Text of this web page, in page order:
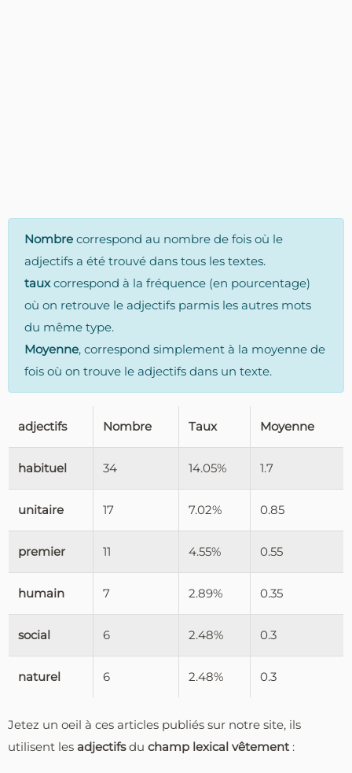
Nombre correspond au nombre de fois où le
adjectifs a été trouvé dans tous les textes.
tauxcorrespond à la fréquence (en pourcentage)
où on retrouve le adjectifs parmis les autres mots
du même type.
Moyenne, correspond simplement à la moyenne de
fois où on trouve le adjectifs dans un texte.
adjectifs Nombre Taux Moyenne
habituel 34 14.05% 1.7
unitaire 17 7.02% 0.85
premier 11 4.55% 0.55
humain 7 2.89% 0.35
social 6 2.48% 0.3
naturel 6 2.48% 0.3
Jetez un oeil à ces articles publiés sur notre site, ils
utilisent les adjectifsdu champ lexical vêtement :